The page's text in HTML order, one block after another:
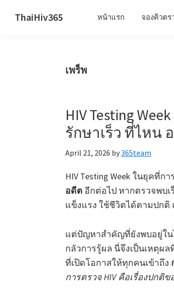
ThaiHiv365 หน้าแรก จองคิวตร
เพร็พ
HIV Testing
รักษาเร็ว ที่ไหน
April 21, 2026 by365team
HIV Testing Week ในยุคที่
อดีต อีกต่อไป หากตรวจพบ
แข็งแรง ใช้ชีวิตได้ตามปกติ
แต่ปัญหาสำคัญที่ยังพบอยู่ใ
กลัวการรู้ผล นี่จึงเป็นเหตุผล
ที่เปิดโอกาสให้ทุกคนเข้าถึง
การตรวจ HIV คือเรื่องปกติ